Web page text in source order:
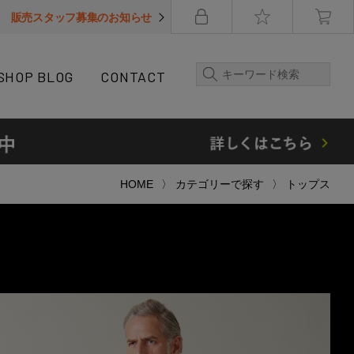
販売スタッフ募集のお知らせ
BLOG CONTACT
HOME カテゴリーで探す トップス